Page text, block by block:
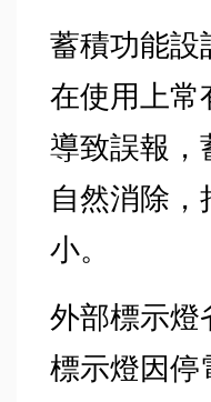
蓄積功能設
在使用上常
導致誤報，
自然消除，
小。
外部標示燈
標示燈因停